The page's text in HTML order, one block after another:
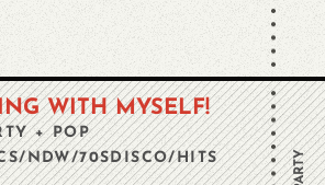
WITH MYSELF!
+ POP
NDW/70SDISCO/HITS
PARTY